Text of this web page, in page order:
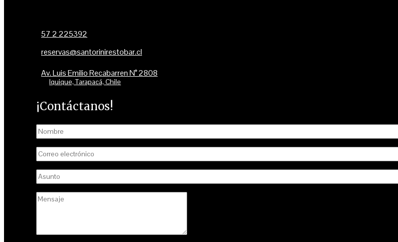
57 2 225392
reservas@santorinirestobar.cl
Av. Luis Emilio Recabarren N° 2808
Iquique, Tarapacá, Chile
¡Contáctanos!